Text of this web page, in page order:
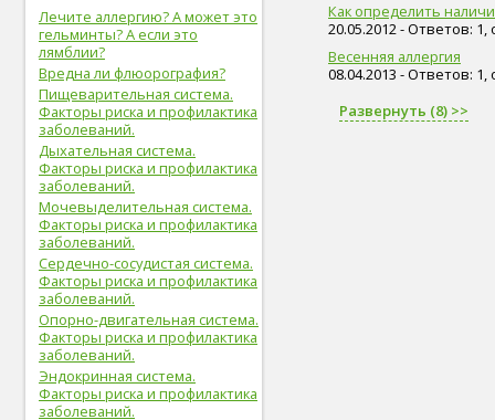
овощи (25)
мышцы (24)
витамины (24)
позвоночник (24)
сон (24)
общий анализ крови (23)
болезни опорно-двигательной
системы, травмы (23)
опорно-двигательная
система (22)
пищеварительная система (22)
голова (22)
физическая форма (22)
сигареты (22)
дети (22)
вода (21)
женские болезни (20)
инфекционные болезни (20)
болезни органов дыхания (19)
дыхательная система (19)
Лечите аллергию? А может это
гельминты? А если это
лямблии?
Вредна ли флюорография?
Пищеварительная система.
Факторы риска и профилактика
заболеваний.
Дыхательная система.
Факторы риска и профилактика
заболеваний.
Мочевыделительная система.
Факторы риска и профилактика
заболеваний.
Сердечно-сосудистая система.
Факторы риска и профилактика
заболеваний.
Опорно-двигательная система.
Факторы риска и профилактика
заболеваний.
Эндокринная система.
Факторы риска и профилактика
заболеваний.
Как определить
20.05.2012 - Ответов: 1,
Весенняя аллергия
08.04.2013 - Ответов:
Развернуть (8) >>